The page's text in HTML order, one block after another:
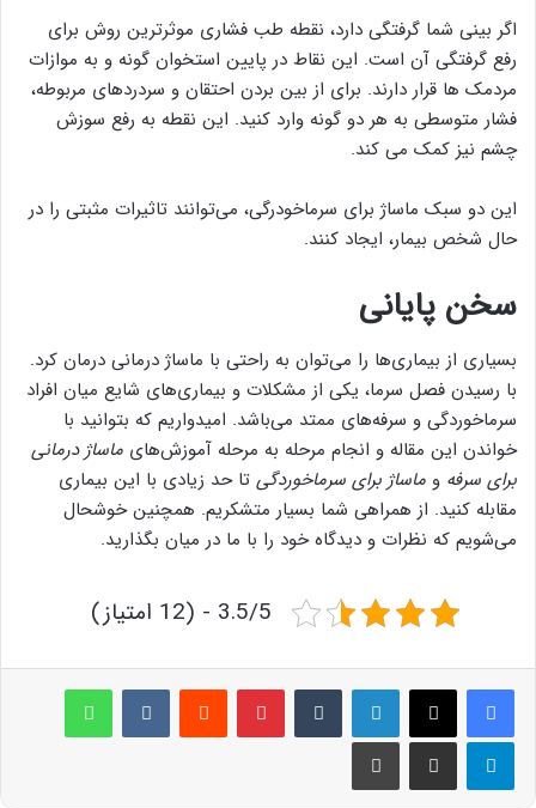
اگر بینی شما گرفتگی دارد، نقطه طب فشاری موثرترین روش برای
رفع گرفتگی آن است. این نقاط در پایین استخوان گونه و به موازات
مردمک ها قرار دارند. برای از بین بردن احتقان و سردردهای مربوطه،
فشار متوسطی به هر دو گونه وارد کنید. این نقطه به رفع سوزش
چشم نیز کمک می کند.
این دو سبک ماساژ برای سرماخودرگی، می‌توانند تاثیرات مثبتی را در
حال شخص بیمار، ایجاد کنند.
سخن پایانی
بسیاری از بیماری‌ها را می‌توان به راحتی با ماساژ درمانی درمان کرد.
با رسیدن فصل سرما، یکی از مشکلات و بیماری‌های شایع میان افراد
سرماخوردگی و سرفه‌های ممتد می‌باشد. امیدواریم که بتوانید با
خواندن این مقاله و انجام مرحله به مرحله آموزش‌های ماساژ درمانی
برای سرفه و ماساژ برای سرماخوردگی تا حد زیادی با این بیماری
مقابله کنید. از همراهی شما بسیار متشکریم. همچنین خوشحال
می‌شویم که نظرات و دیدگاه خود را با ما در میان بگذارید.
3.5/5 - (12 امتیاز)
لینکدین ‫تامبلر پینترست‫رددیت ‫VKontakteواتس آپ
تلگرام اشتراک گذاری از طریق ایمیل چاپ